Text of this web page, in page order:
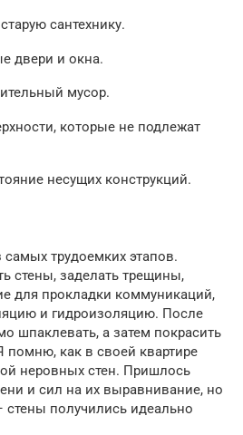
сантехнику.
двери и окна.
мусор.
которые не подлежат
несущих конструкций.
трудоемких этапов.
стены, заделать трещины,
для прокладки коммуникаций,
и гидроизоляцию. После
шпаклевать, а затем покрасить
помню, как в своей квартире
неровных стен. Пришлось
и сил на их выравнивание, но
стены получились идеально